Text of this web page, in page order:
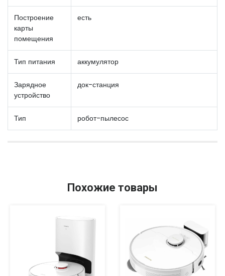
Построение
карты
помещения
есть
Тип питания аккумулятор
Зарядное
устройство
док-станция
Тип робот-пылесос
Похожие товары